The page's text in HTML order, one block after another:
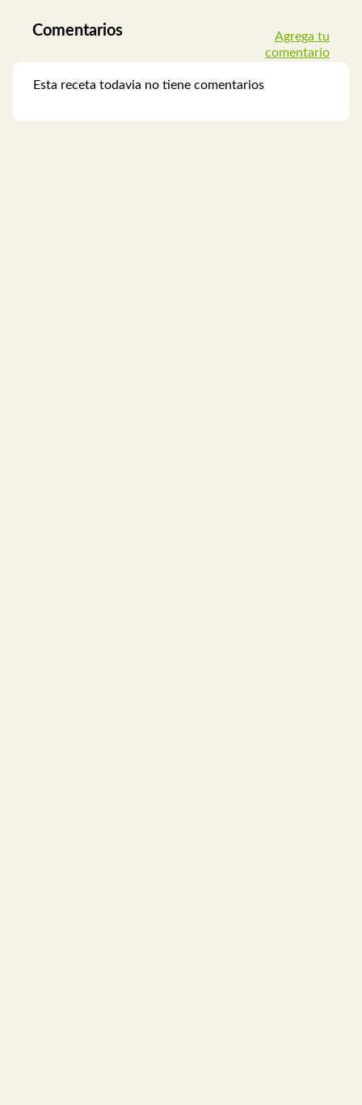
Comentarios
Agrega tu
comentario
Esta receta todavia no tiene comentarios